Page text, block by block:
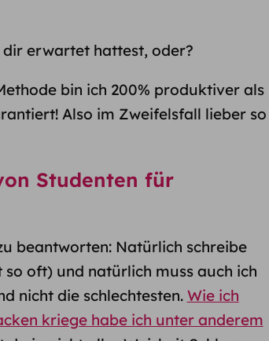
dir erwartet hattest, oder?
bin ich 200% produktiver als
Also im Zweifelsfall lieber so
Studenten für
beantworten: Natürlich schreibe
oft) und natürlich muss auch ich
nicht die schlechtesten. Wie ich
kriege habe ich unter anderem